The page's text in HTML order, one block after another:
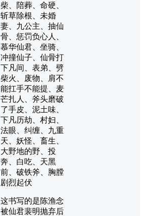
柴、陪葬、命硬、
斩草除根、未婚
妻、九公主、抽仙
骨、惩罚负心人、
慕华仙君、坐骑、
冲撞仙子、仙骨打
下凡间、表弟、劈
柴火、废物、肩不
能扛手不能提、麦
芒扎人、斧头磨破
了手皮、泥土味、
下凡历劫、村妇、
法眼、纠缠、九重
天、妖怪、畜生、
大野地的野、投
奔、白吃、天黑
前、破铁斧、胸膛
剧烈起伏
这书写的是陈渔念
被仙君裴明抛弃后